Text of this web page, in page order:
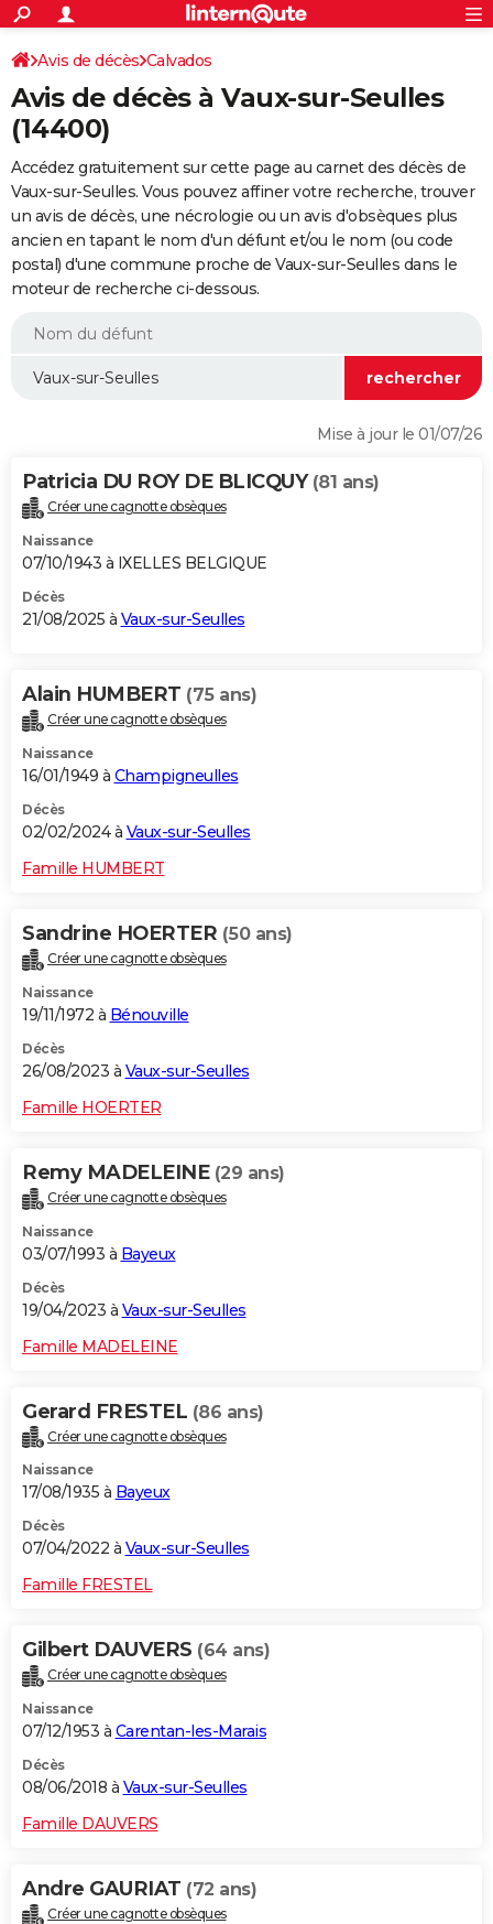
ACTUALITÉS
Politique
Société
Faits Divers
Education
Monde
Villes
+
SPORT
Coupe du monde 2026
Football
Tennis
Cyclisme
Rugby
Forum
FINANCE
Retraite
Impôts
Epargne
Immobilier
Risques naturels par ville
Banque
Assurance
Crédit
Essais
Réserver un essai
Citadines
Berlines
SUV
Forum auto
+
HIGH-TECH
Mobiles
Meilleur smartphone
Internet
Ordinateurs
Jeux vidéo
Guide high-tech
+BRICOLAGE
Forum
Aménagement intérieur
Extérieur
Cuisine
Salle de bains
Jardinage
Rangement
WEEK-END
Guides de France
Escapades
Patrimoine
Expositions
Musées
Week-end nature
LIFESTYLE
Alimentation
Guide de la santé
Maladies
Médicaments
Sommeil
VOYAGE
Destinations
City break
Voyage nature
Voyage de noces
Forum
Climat
+PHOTO
GUIDES D'ACHAT
BONS PLANS
Carte de Noël
Carte Bonne année
Carte Saint-Valentin
Carte Pâques
Carte d'anniversaire
DICTIONNAIRE
PROGRAMME TV
COPAINS D'AVANT
S'inscrire
Se connecter
Lycées
Collèges
Primaires
Universités
Entreprises
Service militaire
Avis de recherche
AVIS DE DÉCÈS
FORUM
Avis de décès Calvados
Avis de décès à Vaux-sur-Seulles
(14400)
Accédez gratuitement sur cette page au carnet des décès de
Vaux-sur-Seulles. Vous pouvez affiner votre recherche, trouver
un avis de décès, une nécrologie ou un avis d'obsèques plus
ancien en tapant le nom d'un défunt et/ou le nom (ou code
postal) d'une commune proche de Vaux-sur-Seulles dans le
moteur de recherche ci-dessous.
Mise à jour le 01/07/26
Patricia DU ROY DE BLICQUY (81 ans)
Créer une cagnotte obsèques
Naissance
07/10/1943 à IXELLES BELGIQUE
Décès
21/08/2025 à Vaux-sur-Seulles
Alain HUMBERT (75 ans)
Créer une cagnotte obsèques
Naissance
16/01/1949 à Champigneulles
Décès
02/02/2024 à Vaux-sur-Seulles
Famille HUMBERT
Sandrine HOERTER (50 ans)
Créer une cagnotte obsèques
Naissance
19/11/1972 à Bénouville
Décès
26/08/2023 à Vaux-sur-Seulles
Famille HOERTER
Remy MADELEINE (29 ans)
Créer une cagnotte obsèques
Naissance
03/07/1993 à Bayeux
Décès
19/04/2023 à Vaux-sur-Seulles
Famille MADELEINE
Gerard FRESTEL (86 ans)
Créer une cagnotte obsèques
Naissance
17/08/1935 à Bayeux
Décès
07/04/2022 à Vaux-sur-Seulles
Famille FRESTEL
Gilbert DAUVERS (64 ans)
Créer une cagnotte obsèques
Naissance
07/12/1953 à Carentan-les-Marais
Décès
08/06/2018 à Vaux-sur-Seulles
Famille DAUVERS
Andre GAURIAT (72 ans)
Créer une cagnotte obsèques